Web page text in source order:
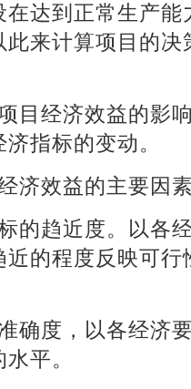
达到正常生产
来计算项目的
目经济效益的影
济指标的变动
经济效益的主
的趋近度。以各
的程度反映可
确度，以各经济
的水平。